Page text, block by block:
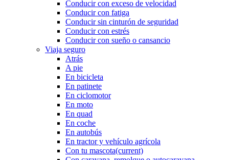
Conducir con exceso de velocidad
Conducir con fatiga
Conducir sin cinturón de seguridad
Conducir con estrés
Conducir con sueño o cansancio
Viaja seguro
Atrás
A pie
En bicicleta
En patinete
En ciclomotor
En moto
En quad
En coche
En autobús
En tractor y vehículo agrícola
Con tu mascota(current)